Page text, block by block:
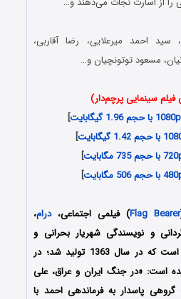
سید احمد میرعلایی، رضا آقاربی،
مسعود توتونچیان و…
فیلم سینمایی پرچم‌دار)
]
]
]
]
Flag Bearer) فیلمی اجتماعی،درام،
و نویسندگی شهریار بحرانی و
تهیه‌کنندگی روح‌الله برادری است که در سال 1363 تولید شد؛ در
است: «در جنگ ایران و عراق، علی
پاسدار به فرماندهی احمد با